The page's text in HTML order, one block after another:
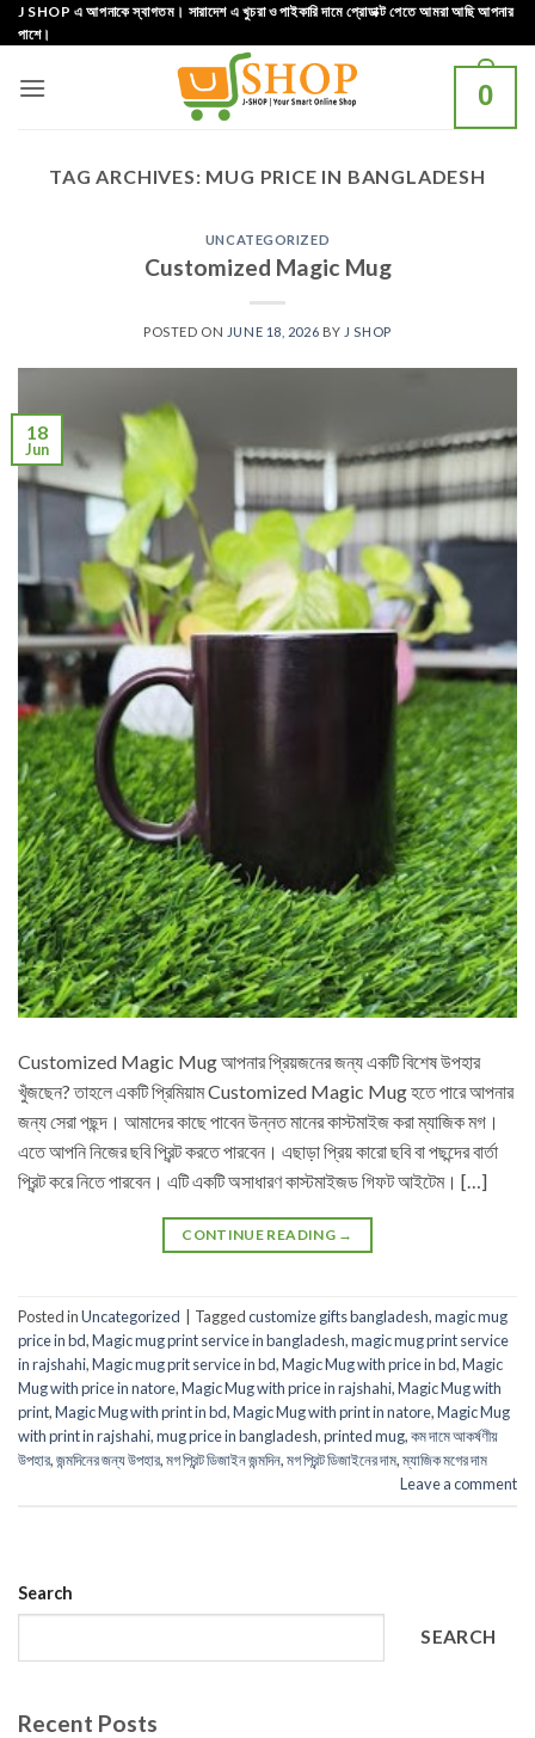
Skip
to
J SHOP এ আপনাকে স্বাগতম। সারাদেশ এ খুচরা ও পাইকারি দামে প্রোডাক্ট পেতে আমরা আছি আপনার
পাশে।
0
TAG ARCHIVES: MUG PRICE IN BANGLADESH
UNCATEGORIZED
Customized Magic Mug
POSTED ON JUNE 18, 2026 BY J SHOP
18
Jun
Customized Magic Mug আপনার প্রিয়জনের জন্য একটি বিশেষ উপহার
খুঁজছেন? তাহলে একটি প্রিমিয়াম Customized Magic Mug হতে পারে আপনার
জন্য সেরা পছন্দ। আমাদের কাছে পাবেন উন্নত মানের কাস্টমাইজ করা ম্যাজিক মগ।
এতে আপনি নিজের ছবি প্রিন্ট করতে পারবেন। এছাড়া প্রিয় কারো ছবি বা পছন্দের বার্তা
প্রিন্ট করে নিতে পারবেন। এটি একটি অসাধারণ কাস্টমাইজড গিফট আইটেম। […]
CONTINUE READING →
Posted inUncategorized Taggedcustomize gifts bangladesh,magic mug
price in bd,Magic mug print service in bangladesh,magic mug print service
in rajshahi,Magic mug prit service in bd,Magic Mug with price in bd,Magic
Mug with price in natore,Magic Mug with price in rajshahi,Magic Mug with
print,Magic Mug with print in bd,Magic Mug with print in natore,Magic Mug
with print in rajshahi,mug price in bangladesh,printed mug,কম দামে আকর্ষণীয়
উপহার,জন্মদিনের জন্য উপহার,মগ প্রিন্ট ডিজাইন জন্মদিন,মগ প্রিন্ট ডিজাইনের দাম,ম্যাজিক মগের দাম
Leave a comment
Search
SEARCH
Recent Posts